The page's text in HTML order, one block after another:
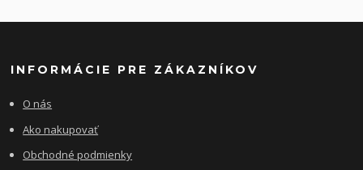
INFORMÁCIE PRE ZÁKAZNÍKOV
O nás
Ako nakupovať
Obchodné podmienky